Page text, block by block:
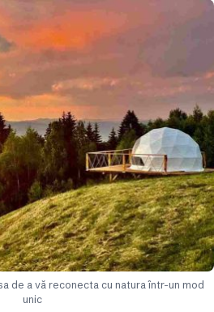
de a vă reconecta cu natura într-un mod
unic